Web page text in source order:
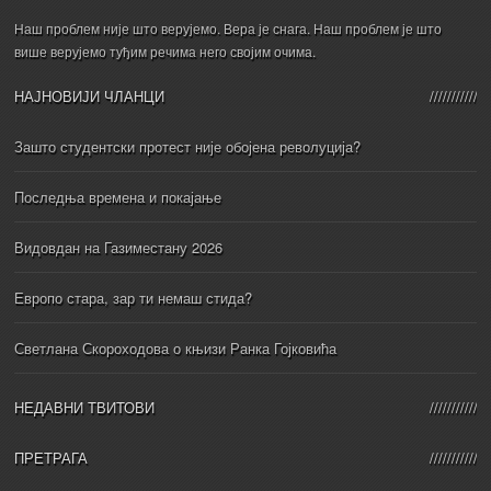
Наш проблем није што верујемо. Вера је снага. Наш проблем је што
више верујемо туђим речима него својим очима.
НАЈНОВИЈИ ЧЛАНЦИ
Зашто студентски протест није обојена револуција?
Последња времена и покајање
Видовдан на Газиместану 2026
Европо стара, зар ти немаш стида?
Светлана Скороходова о књизи Ранка Гојковића
НЕДАВНИ ТВИТОВИ
ПРЕТРАГА